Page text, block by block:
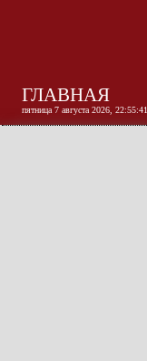
ГЛАВНАЯ
пятница 7 августа 2026, 22:55:42